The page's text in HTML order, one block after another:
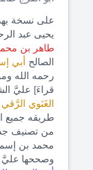
على نسخة
يحيى عبد
طاهر بن
الصالح أبي
رحمه الله
قراءَ] عليَّ
الغَنَوي الرَّقي
طريقه جميع
من تصنيف
محمد بن
وصححها